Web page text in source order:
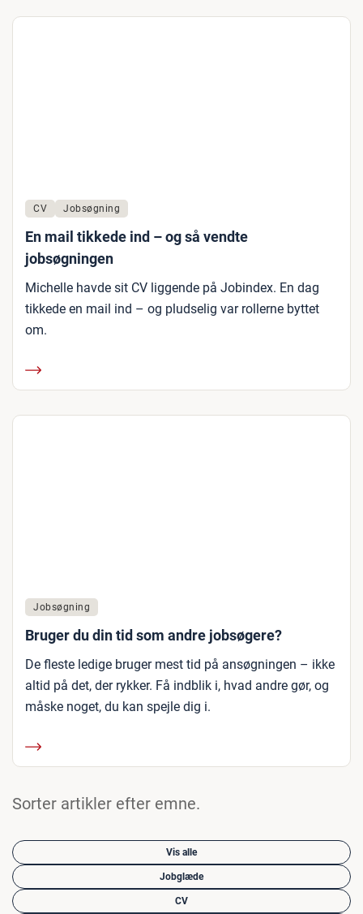
CV Jobsøgning
En mail tikkede ind – og så vendte
jobsøgningen
Michelle havde sit CV liggende på Jobindex. En dag
tikkede en mail ind – og pludselig var rollerne byttet
om.
Jobsøgning
Bruger du din tid som andre jobsøgere?
De fleste ledige bruger mest tid på ansøgningen – ikke
altid på det, der rykker. Få indblik i, hvad andre gør, og
måske noget, du kan spejle dig i.
Sorter artikler efter emne.
Vis alle
Jobglæde
CV